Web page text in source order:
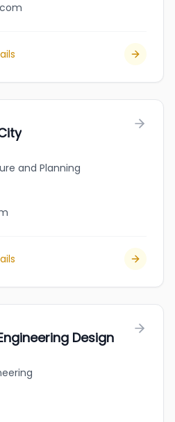
and Planning
Design